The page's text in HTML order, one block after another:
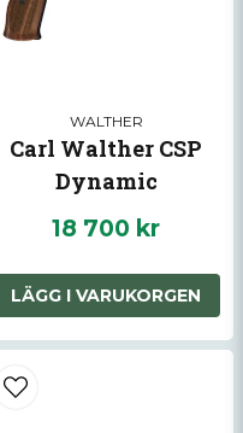
WALTHER
Carl Walther CSP
Dynamic
18 700 kr
LÄGG I VARUKORGEN
fråga